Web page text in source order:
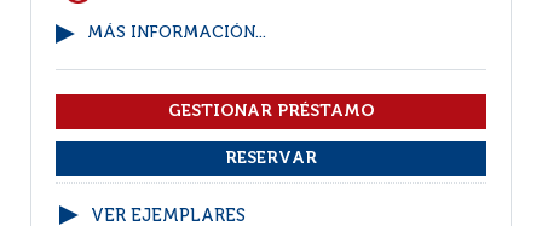
MÁS INFORMACIÓN...
VER EJEMPLARES